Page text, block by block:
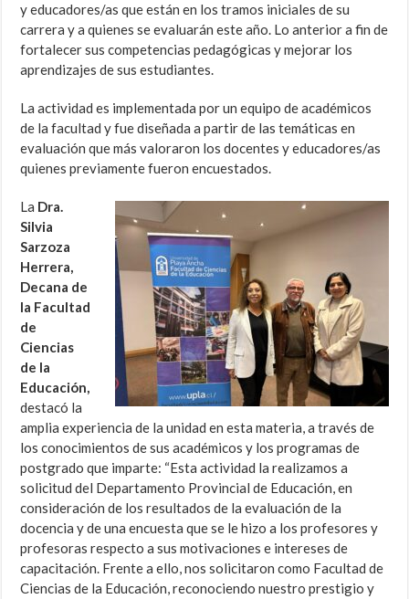
y educadores/as que están en los tramos iniciales de su
carrera y a quienes se evaluarán este año. Lo anterior a fin de
fortalecer sus competencias pedagógicas y mejorar los
aprendizajes de sus estudiantes.
La actividad es implementada por un equipo de académicos
de la facultad y fue diseñada a partir de las temáticas en
evaluación que más valoraron los docentes y educadores/as
quienes previamente fueron encuestados.
La Dra.
Silvia
Sarzoza
Herrera,
Decana de
la Facultad
de
Ciencias
de la
Educación,
destacó la
amplia experiencia de la unidad en esta materia, a través de
los conocimientos de sus académicos y los programas de
postgrado que imparte: “Esta actividad la realizamos a
solicitud del Departamento Provincial de Educación, en
consideración de los resultados de la evaluación de la
docencia y de una encuesta que se le hizo a los profesores y
profesoras respecto a sus motivaciones e intereses de
capacitación. Frente a ello, nos solicitaron como Facultad de
Ciencias de la Educación, reconociendo nuestro prestigio y